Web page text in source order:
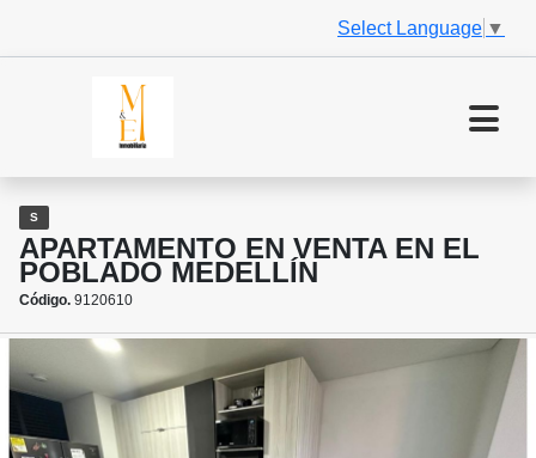
Select Language ▼
S
APARTAMENTO EN VENTA EN EL
POBLADO MEDELLÍN
Código. 9120610